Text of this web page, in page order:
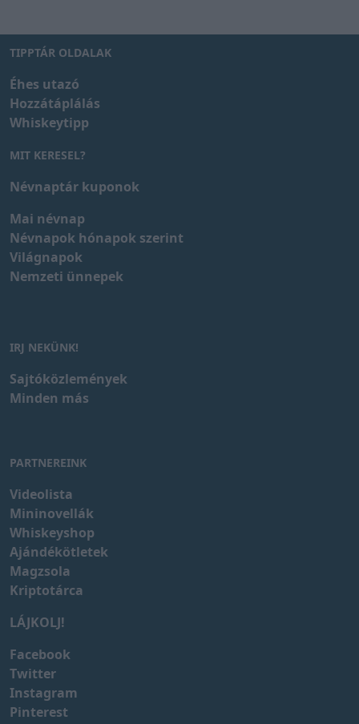
TIPPTÁR OLDALAK
Éhes utazó
Hozzátáplálás
Whiskeytipp
MIT KERESEL?
Névnaptár kuponok
Mai névnap
Névnapok hónapok szerint
Világnapok
Nemzeti ünnepek
IRJ NEKÜNK!
Sajtóközlemények
Minden más
PARTNEREINK
Videolista
Mininovellák
Whiskeyshop
Ajándékötletek
Magzsola
Kriptotárca
LÁJKOLJ!
Facebook
Twitter
Instagram
Pinterest